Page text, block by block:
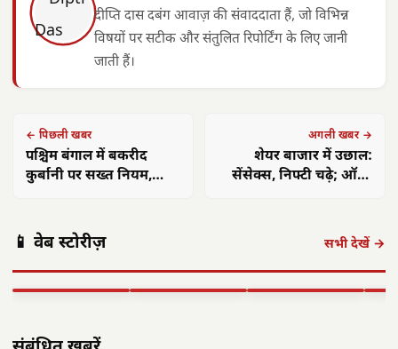
दीप्ति दास दबंग आवाज़ की संवाददाता हैं, जो विभिन्न
विषयों पर सटीक और संतुलित रिपोर्टिंग के लिए जानी
जाती हैं।
← पिछली खबर
पश्चिम बंगाल में बकरीद
कुर्बानी पर सख्त नियम,
अगली खबर →
शेयर बाजार में उछाल:
सेंसेक्स, निफ्टी चढ़े; ऑटो,
📱 वेब स्टोरीज़ सभी देखें →
उत्तर छत्तीसगढ़ में दो
अलर्ट, फिर…
तक सब…
मेरा अभिमान'
किया…
पहल